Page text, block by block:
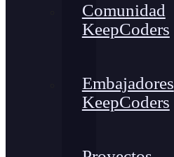
Comunidad
KeepCoders
Embajadores
KeepCoders